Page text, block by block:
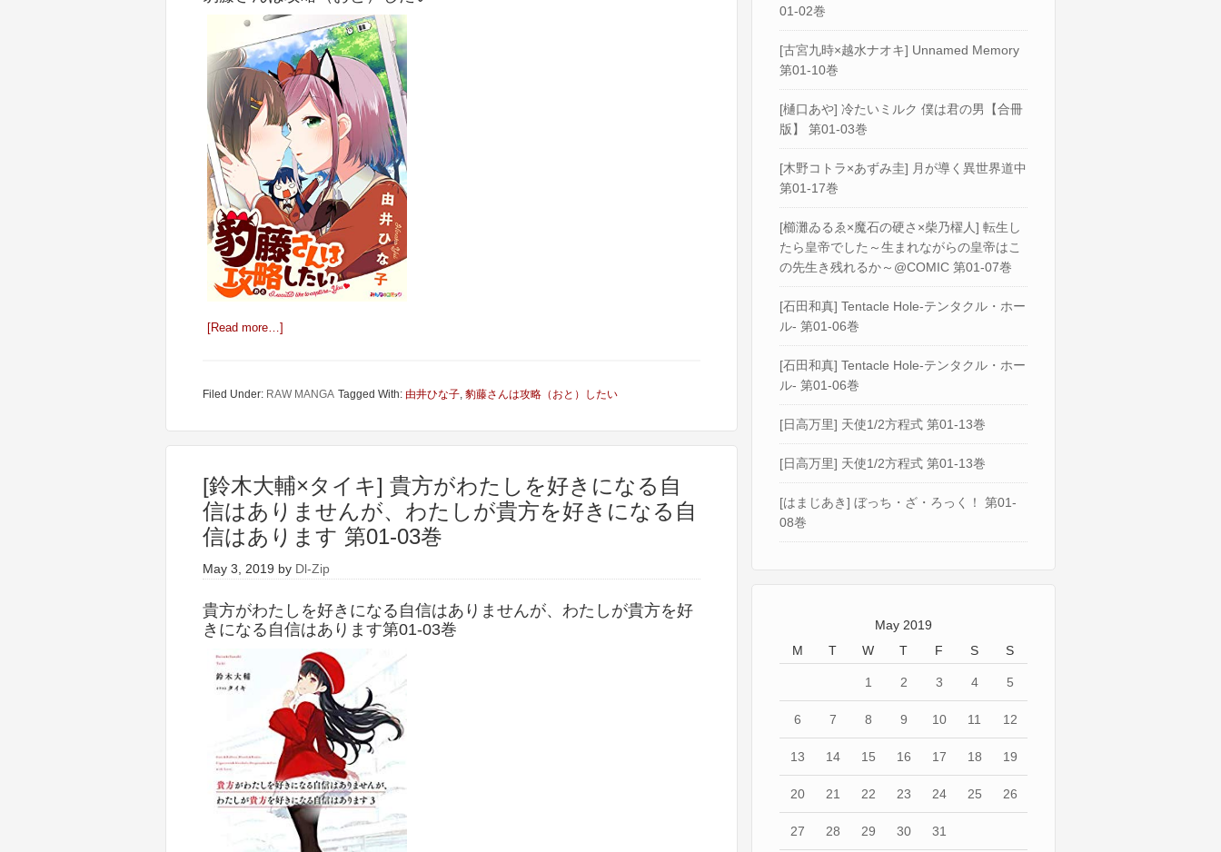
[Read more…]
Filed Under: RAW MANGA Tagged With: 由井ひな子, 豹藤さんは攻略（おと）したい
[鈴木大輔×タイキ] 貴方がわたしを好きになる自
信はありませんが、わたしが貴方を好きになる自
信はあります 第01-03巻
May 3, 2019 by Dl-Zip
貴方がわたしを好きになる自信はありませんが、わたしが貴方を好
きになる自信はあります第01-03巻
01-02巻
[古宮九時×越水ナオキ] Unnamed Memory
第01-10巻
[樋口あや] 冷たいミルク 僕は君の男【合冊
版】 第01-03巻
[木野コトラ×あずみ圭] 月が導く異世界道中
第01-17巻
[櫛灘ゐるゑ×魔石の硬さ×柴乃櫂人] 転生し
たら皇帝でした～生まれながらの皇帝はこ
の先生き残れるか～@COMIC 第01-07巻
[石田和真] Tentacle Hole-テンタクル・ホー
ル- 第01-06巻
[石田和真] Tentacle Hole-テンタクル・ホー
ル- 第01-06巻
[日高万里] 天使1/2方程式 第01-13巻
[日高万里] 天使1/2方程式 第01-13巻
[はまじあき] ぼっち・ざ・ろっく！ 第01-
08巻
May 2019
M
T W T F S S
1 2 3 4 5
6 7 8 9 10 11 12
13 14 15 16 17 18 19
20 21 22 23 24 25 26
27 28 29 30 31